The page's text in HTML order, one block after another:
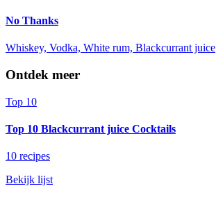
No Thanks
Whiskey, Vodka, White rum, Blackcurrant juice
Ontdek meer
Top 10
Top 10 Blackcurrant juice Cocktails
10 recipes
Bekijk lijst